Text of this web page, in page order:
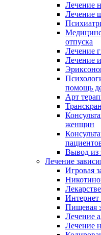
Лечение
Лечение
отпуска
Лечение
Лечение
помощь
Арт
женщин
Вывод из
Лечение
Игровая
Интернет
Пищевая
Лечение
Лечение